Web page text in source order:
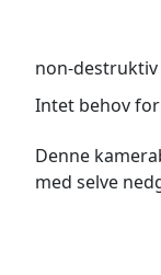
Intet behov
non-destruktiv
Denne
med selve